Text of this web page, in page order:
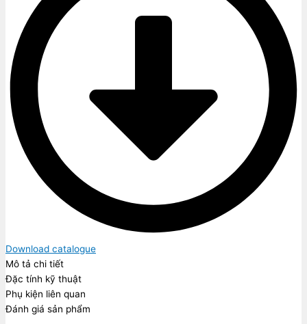
Download catalogue
Mô tả chi tiết
Đặc tính kỹ thuật
Phụ kiện liên quan
Đánh giá sản phẩm